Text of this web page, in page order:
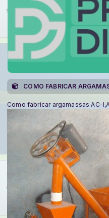
COMO FABRICAR
Como fabricar argamassas AC-